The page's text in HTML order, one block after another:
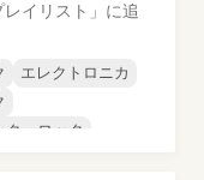
イリスト」に追
エレクトロニカ
ク・ロック